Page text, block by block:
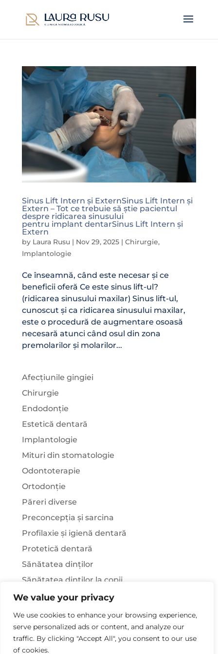
We value your privacy
We use cookies to enhance your browsing experience,
serve personalized ads or content, and analyze our
traffic. By clicking "Accept All", you consent to our use
of cookies.
Sinus Lift Intern și ExternSinus Lift Intern și
Extern – Tot ce trebuie să știe pacientul
despre ridicarea sinusului
pentru implant dentarSinus Lift Intern și
Extern
by Laura Rusu| Nov 29, 2025| Chirurgie,
Implantologie
Ce înseamnă, când este necesar și ce
beneficii oferă Ce este sinus lift-ul?
(ridicarea sinusului maxilar) Sinus lift-ul,
cunoscut și ca ridicarea sinusului maxilar,
este o procedură de augmentare osoasă
necesară atunci când osul din zona
premolarilor și molarilor...
Afecțiunile gingiei
Chirurgie
Endodonție
Estetică dentară
Implantologie
Mituri din stomatologie
Odontoterapie
Ortodonție
Păreri diverse
Preconcepția și sarcina
Profilaxie și igienă dentară
Protetică dentară
Sănătatea dinților
Sănătatea dinților la copii
Știați că…?
Tratamentul stomatologic la pacienții cu
afecțiuni sistemice